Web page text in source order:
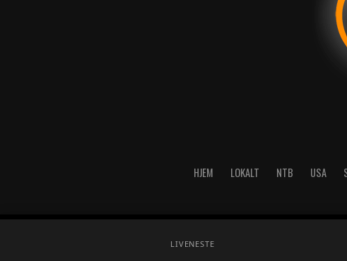
HJEM LOKALT NTB USA
Copyright © 2026 A-Media AS |
LIVENESTE